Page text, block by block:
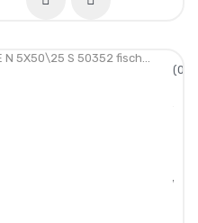
(0/
VITE